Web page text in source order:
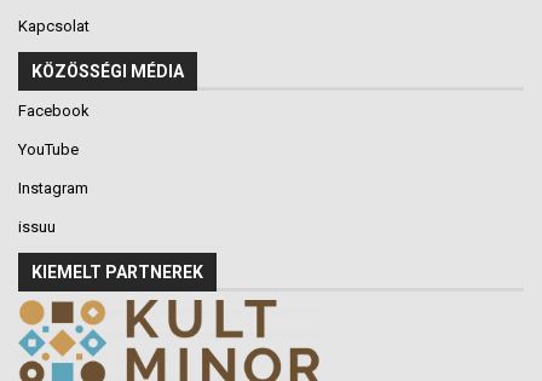
Kapcsolat
KÖZÖSSÉGI MÉDIA
Facebook
YouTube
Instagram
issuu
KIEMELT PARTNEREK